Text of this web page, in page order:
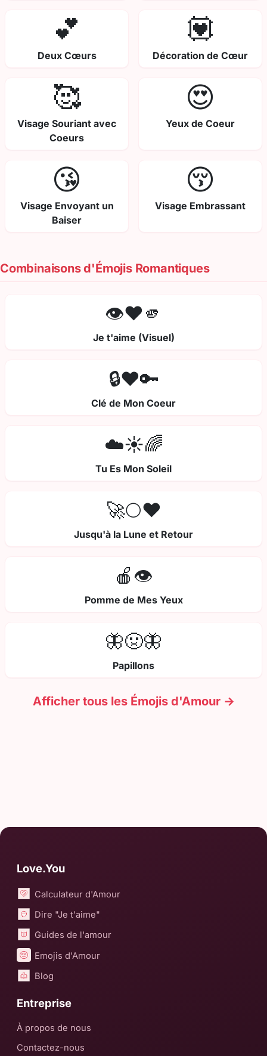
💕
Deux Cœurs
💟
Décoration de Cœur
🥰
Visage Souriant avec
Coeurs
😍
Yeux de Coeur
😘
Visage Envoyant un
Baiser
😚
Visage Embrassant
Combinaisons d'Émojis Romantiques
👁️❤️🫵
Je t'aime (Visuel)
🔒❤️🔑
Clé de Mon Coeur
☁️☀️🌈
Tu Es Mon Soleil
🚀🌕❤️
Jusqu'à la Lune et Retour
🍎👁️
Pomme de Mes Yeux
🦋🤢🦋
Papillons
Afficher tous les Émojis d'Amour →
Love.You
Calculateur d'Amour
Dire "Je t'aime"
Guides de l'amour
Emojis d'Amour
Blog
Entreprise
À propos de nous
Contactez-nous